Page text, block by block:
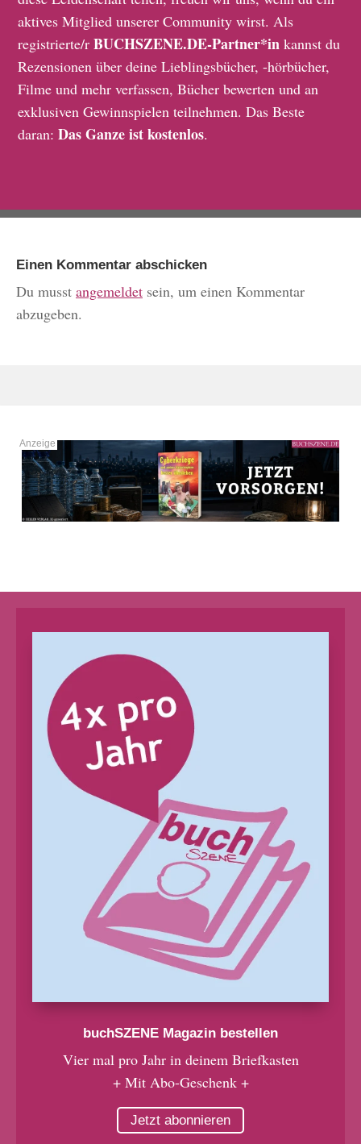
aktives Mitglied unserer Community wirst. Als
registrierte/rBUCHSZENE.DE-Partner*in kannst du
Rezensionen über deine Lieblingsbücher, -hörbücher,
Filme und mehr verfassen, Bücher bewerten und an
exklusiven Gewinnspielen teilnehmen. Das Beste
daran:Das Ganze ist kostenlos.
Einen Kommentar abschicken
Du musst angemeldet sein, um einen Kommentar
abzugeben.
buchSZENE Magazin bestellen
Vier mal pro Jahr in deinem Briefkasten
+ Mit Abo-Geschenk +
Jetzt abonnieren